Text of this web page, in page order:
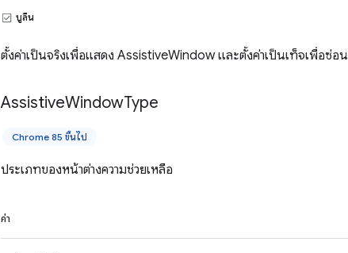
บูลีน
ตั้งค่าเป็นจริงเพื่อแสดง AssistiveWindow และตั้งค่าเป็นเท็จเพื่อซ่อน
AssistiveWindowType
Chrome 85 ขึ้นไป
ประเภทของหน้าต่างความช่วยเหลือ
ค่า